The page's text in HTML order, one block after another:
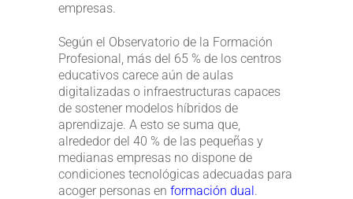
empresas.
Según el Observatorio de la Formación
Profesional, más del 65 % de los centros
educativos carece aún de aulas
digitalizadas o infraestructuras capaces
de sostener modelos híbridos de
aprendizaje. A esto se suma que,
alrededor del 40 % de las pequeñas y
medianas empresas no dispone de
condiciones tecnológicas adecuadas para
acoger personas en formación dual.